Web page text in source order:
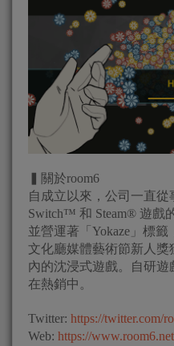
▍關於room6
自成立以來，公司一直從
Switch™ 和 Steam® 遊戲
並營運著「Yokaze」標
文化廳媒體藝術節新人
內的沈浸式遊戲。自研遊
在熱銷中。
Twitter: https://twitter.com/
Web: https://